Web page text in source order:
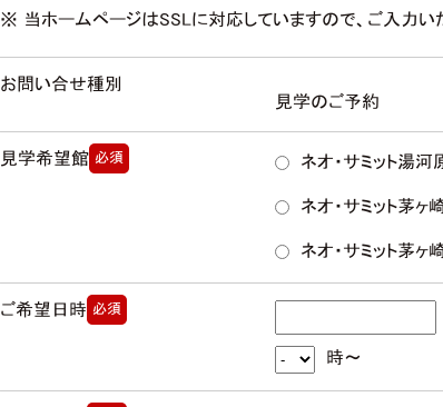
※ 当ホームページはSSLに対応していますので、ご入力い
お問い合せ種別
見学のご予約
見学希望館 必須 ネオ・サミット湯河
ネオ・サミット茅ヶ
ネオ・サミット茅ヶ
ご希望日時 必須
時～